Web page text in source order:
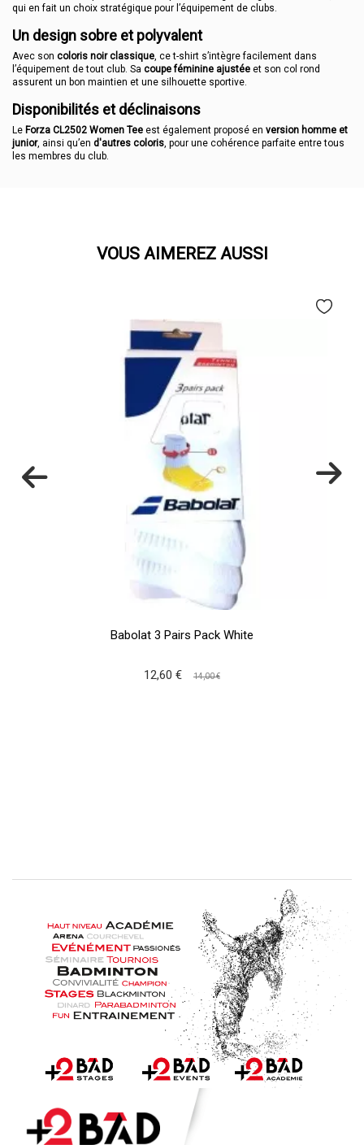
qui en fait un choix stratégique pour l’équipement de clubs.
Un design sobre et polyvalent
Avec son coloris noir classique, ce t-shirt s’intègre facilement dans
l’équipement de tout club. Sa coupe féminine ajustée et son col rond
assurent un bon maintien et une silhouette sportive.
Disponibilités et déclinaisons
Le Forza CL2502 Women Tee est également proposé en version homme et
junior, ainsi qu’en d'autres coloris, pour une cohérence parfaite entre tous
les membres du club.
VOUS AIMEREZ AUSSI
Babolat 3 Pairs Pack White
12,60 € 14,00 €